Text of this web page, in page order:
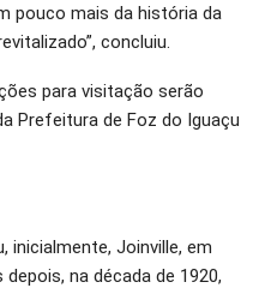
pouco mais da história da
concluiu.
para visitação serão
Prefeitura de Foz do Iguaçu
inicialmente, Joinville, em
na década de 1920,